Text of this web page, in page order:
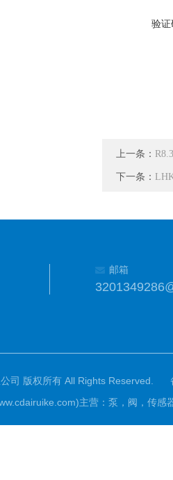
验
上一条：
下一条：
邮箱
司 版权所有 All Rights Reserved.
主营：泵，阀，传